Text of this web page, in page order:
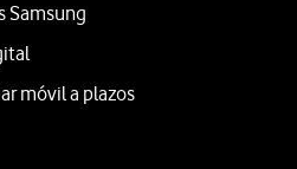
Samsung
móvil a plazos